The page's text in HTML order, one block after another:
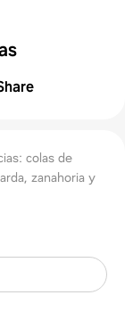
colas de
zanahoria y